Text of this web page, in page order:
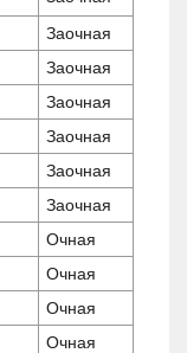
Заочная
Заочная
Заочная
Заочная
Заочная
Заочная
Очная
Очная
Очная
Очная